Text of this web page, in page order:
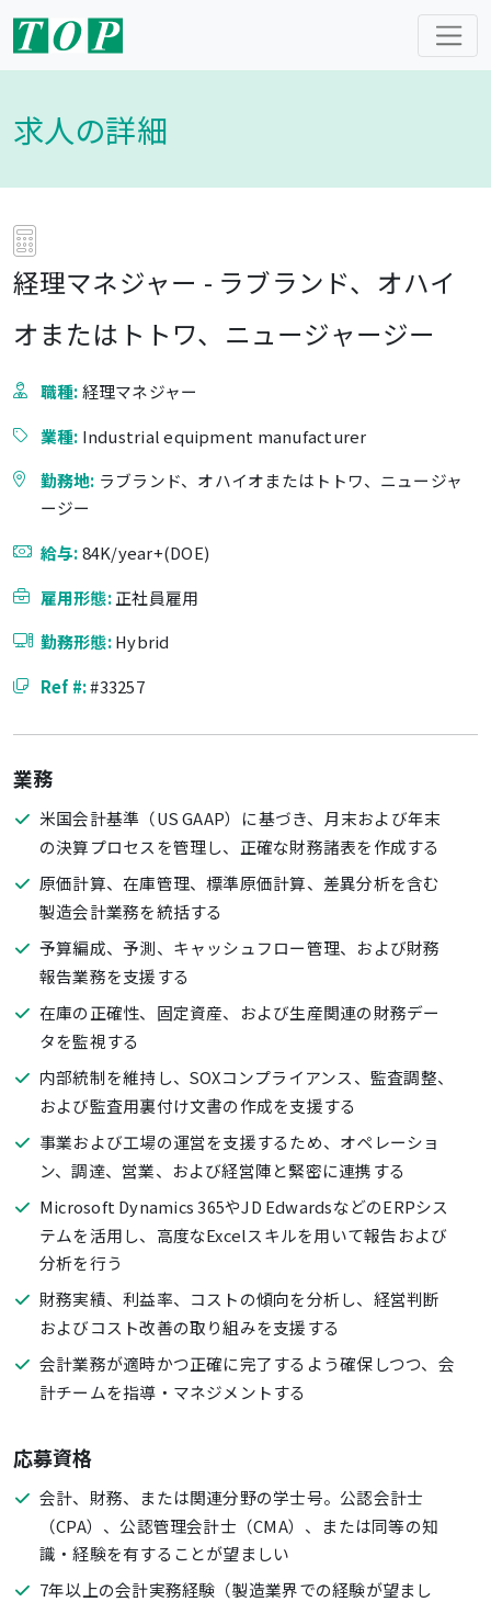
求人の詳細
経理マネジャー - ラブランド、オハイ
オまたはトトワ、ニュージャージー
職種:経理マネジャー
業種: Industrial equipment manufacturer
勤務地: ラブランド、オハイオまたはトトワ、ニュージャ
ージー
給与:84K/year+(DOE)
雇用形態:正社員雇用
勤務形態:Hybrid
Ref #:#33257
業務
米国会計基準（US GAAP）に基づき、月末および年末
の決算プロセスを管理し、正確な財務諸表を作成する
原価計算、在庫管理、標準原価計算、差異分析を含む
製造会計業務を統括する
予算編成、予測、キャッシュフロー管理、および財務
報告業務を支援する
在庫の正確性、固定資産、および生産関連の財務デー
タを監視する
内部統制を維持し、SOXコンプライアンス、監査調整、
および監査用裏付け文書の作成を支援する
事業および工場の運営を支援するため、オペレーショ
ン、調達、営業、および経営陣と緊密に連携する
Microsoft Dynamics 365やJD EdwardsなどのERPシス
テムを活用し、高度なExcelスキルを用いて報告および
分析を行う
財務実績、利益率、コストの傾向を分析し、経営判断
およびコスト改善の取り組みを支援する
会計業務が適時かつ正確に完了するよう確保しつつ、会
計チームを指導・マネジメントする
応募資格
会計、財務、または関連分野の学士号。公認会計士
（CPA）、公認管理会計士（CMA）、または同等の知
識・経験を有することが望ましい
7年以上の会計実務経験（製造業界での経験が望まし